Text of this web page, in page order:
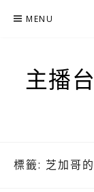
MENU
主播
標籤: 芝加哥